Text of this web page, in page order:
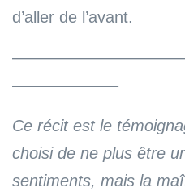
d’aller de l’avant.
——————–
Ce récit est le
choisi de ne plus être
sentiments, mais la